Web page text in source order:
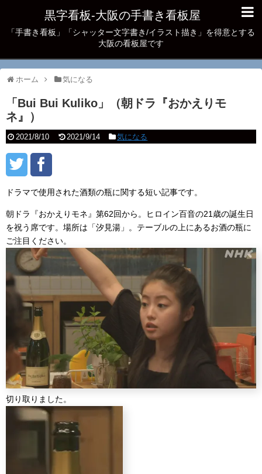
黒字看板‐大阪の手書き看板屋
「手書き看板」「シャッター文字書き/イラスト描き」を得意とする
大阪の看板屋です
ホーム 気になる
「Bui Bui Kuliko」（朝ドラ『おかえりモ
ネ』）
2021/8/10 2021/9/14 気になる
ドラマで使用された酒類の瓶に関する短い記事です。
朝ドラ『おかえりモネ』第62回から。ヒロイン百音の21歳の誕生日
を祝う席です。場所は「汐見湯」。テーブルの上にあるお酒の瓶に
ご注目ください。
切り取りました。